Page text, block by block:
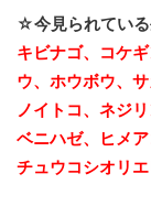
☆今見られてい
キビナゴ、コケ
ウ、ホウボウ、
ノイトコ、ネジ
ベニハゼ、ヒメ
チュウコシオリ